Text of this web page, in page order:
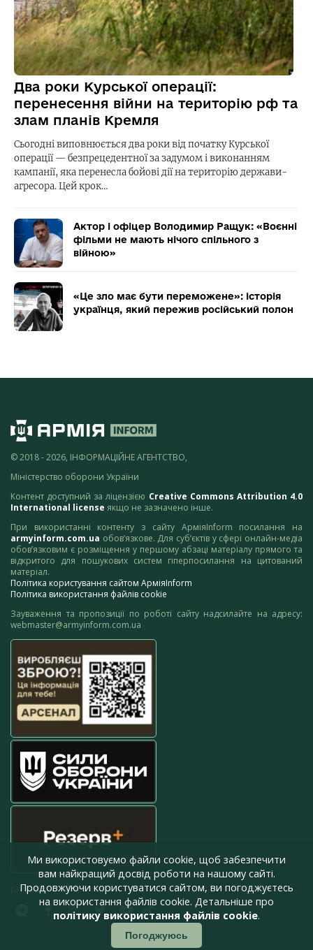
Два роки Курської операції:
перенесення війни на територію рф та
злам планів Кремля
Сьогодні виповнюється два роки від початку Курської
операції — безпрецедентної за задумом і виконанням
кампанії, яка перенесла бойові дії на територію держави-
агресора. Цей крок…
Актор і офіцер Володимир Ращук: «Воєнні
фільми не мають нічого спільного з
війною»
«Це зло має бути переможене»: історія
українця, який пережив російський полон
© 2018 - 2026, ІНФОРМАЦІЙНЕ АГЕНТСТВО,
Міністерство оборони України
Контент доступний за ліцензією Creative Commons Attribution 4.0
International license якщо не зазначено інше.
При використанні контенту з сайту АрміяInform посилання на
armyinform.com.ua обов’язкове. Для суб’єктів у сфері онлайн-медіа
обов’язковим є розміщення у першому абзаці матеріалу прямого та
відкритого для пошукових систем гіперпосилання на цитований
матеріал.
Політика користування сайтом АрміяInform
Політика використання файлів cookie
Зауваження та пропозиції по роботі сайту надсилайте на адресу:
webmaster@armyinform.com.ua
press@armyinform.com.ua
Ми використовуємо файли cookie, щоб забезпечити
вам найкращий досвід роботи на нашому сайті.
Продовжуючи користуватися сайтом, ви погоджуєтесь
на використання файлів cookie. Детальніше про
політику використання файлів cookie.
Погоджуюсь